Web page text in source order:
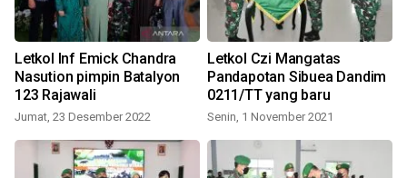
Letkol Inf Emick Chandra
Nasution pimpin Batalyon
123 Rajawali
Jumat, 23 Desember 2022
Letkol Czi Mangatas
Pandapotan Sibuea Dandim
0211/TT yang baru
Senin, 1 November 2021